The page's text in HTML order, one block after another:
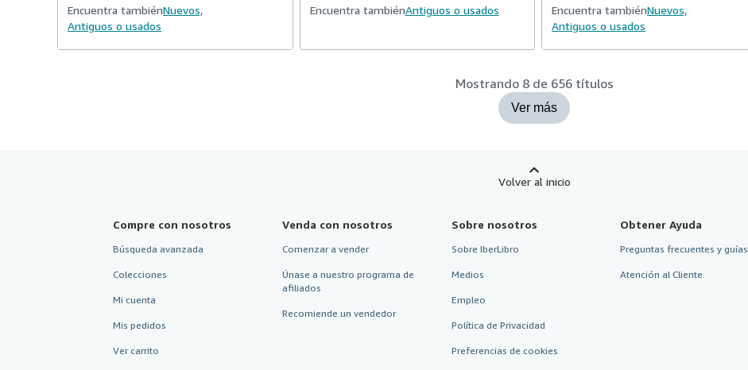
Encuentra tambiénNuevos,
Antiguos o usados
Encuentra tambiénAntiguos o usados Encuentra tambiénNuevos,
Antiguos o usados
Mostrando 8 de 656 títulos
Ver más
Volver al inicio
Compre con nosotros
Búsqueda avanzada
Colecciones
Mi cuenta
Mis pedidos
Ver carrito
Venda con nosotros
Comenzar a vender
Únase a nuestro programa de
afiliados
Recomiende un vendedor
Sobre nosotros
Sobre IberLibro
Medios
Empleo
Política de Privacidad
Preferencias de cookies
Obtener Ayuda
Preguntas frecuentes y guías
Atención al Cliente